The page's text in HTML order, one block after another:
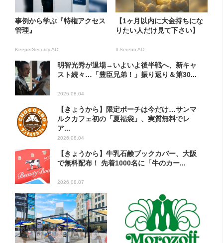
事例から学ぶ『特権アクセス
管理』
KeeperSecurity AD
【1ヶ月以内に大金持ちにな
りたい人だけ見て下さい】
Il Sereno AD
明智光秀が退場→いよいよ後半戦へ、新キャ
スト続々…「豊臣兄弟！」振り返り＆第30...
2026.08.04
【きょうから】限定ポーチは今だけ…サンマ
ルクカフェ初の「夏福袋」、実質無料でレ
ア...
2026.08.04
【きょうから】牛乳石鹸ブックカバー、大阪
で無料配布！ 先着1000名に「牛のカー...
2026.08.07